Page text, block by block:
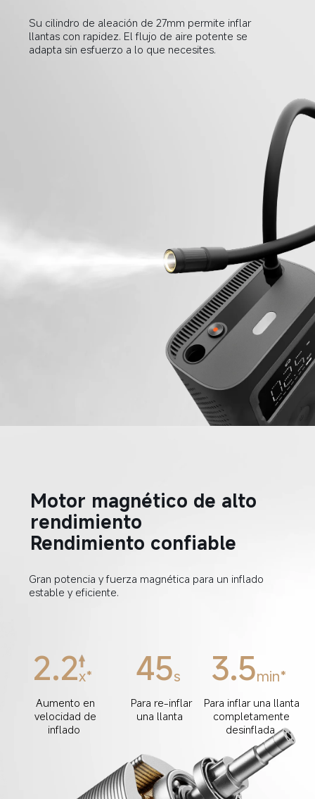
Su cilindro de aleación de 27mm permite inflar
llantas con rapidez. El flujo de aire potente se
adapta sin esfuerzo a lo que necesites.
Motor magnético de alto
rendimiento
Rendimiento confiable
Gran potencia y fuerza magnética para un inflado
estable y eficiente.
2.2x*
Aumento en
velocidad de
inflado
45s
Para re-inflar
una llanta
3.5min*
Para inflar una llanta
completamente
desinflada